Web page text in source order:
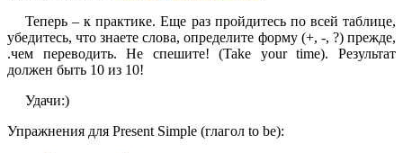
Теперь – к практике. Еще раз пройдитесь по всей таблице,
убедитесь, что знаете слова, определите форму (+, -, ?) прежде,
.чем переводить. Не спешите! (Take your time). Результат
должен быть 10 из 10!
Удачи:)
Упражнения для Present Simple (глагол to be):